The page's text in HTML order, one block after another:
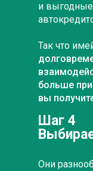
и выгодные
Так что
больше
вы
Они
Шаг 4